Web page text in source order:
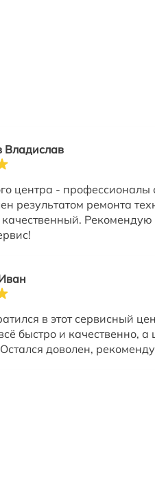
Владислав
центра - профессионалы
результатом ремонта
Рекомендую
в этот сервисный
быстро и качественно, а
доволен,